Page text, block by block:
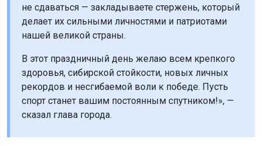
не сдаваться — закладываете стержень, который
делает их сильными личностями и патриотами
нашей великой страны.
В этот праздничный день желаю всем крепкого
здоровья, сибирской стойкости, новых личных
рекордов и несгибаемой воли к победе. Пусть
спорт станет вашим постоянным спутником!», —
сказал глава города.